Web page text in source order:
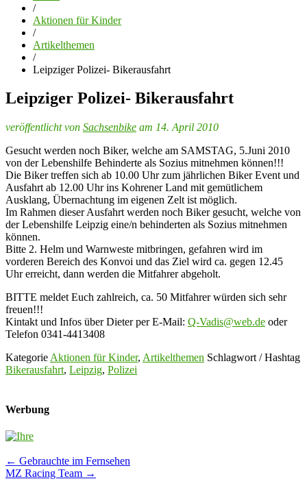
/
Aktionen für Kinder
/
Artikelthemen
/
Leipziger Polizei- Bikerausfahrt
Leipziger Polizei- Bikerausfahrt
veröffentlicht von Sachsenbike am 14. April 2010
Gesucht werden noch Biker, welche am SAMSTAG, 5.Juni 2010
von der Lebenshilfe Behinderte als Sozius mitnehmen können!!!
Die Biker treffen sich ab 10.00 Uhr zum jährlichen Biker Event und
Ausfahrt ab 12.00 Uhr ins Kohrener Land mit gemütlichem
Ausklang, Übernachtung im eigenen Zelt ist möglich.
Im Rahmen dieser Ausfahrt werden noch Biker gesucht, welche von
der Lebenshilfe Leipzig eine/n behinderten als Sozius mitnehmen
können.
Bitte 2. Helm und Warnweste mitbringen, gefahren wird im
vorderen Bereich des Konvoi und das Ziel wird ca. gegen 12.45
Uhr erreicht, dann werden die Mitfahrer abgeholt.
BITTE meldet Euch zahlreich, ca. 50 Mitfahrer würden sich sehr
freuen!!!
Kintakt und Infos über Dieter per E-Mail: Q-Vadis@web.de oder
Telefon 0341-4413408
Kategorie Aktionen für Kinder, Artikelthemen Schlagwort / Hashtag
Bikerausfahrt, Leipzig, Polizei
Werbung
Post
navigation
← Gebrauchte im Fernsehen
MZ Racing Team →